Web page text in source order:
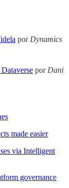
por Dynamics
por Dani
made easier
via Intelligent
governance